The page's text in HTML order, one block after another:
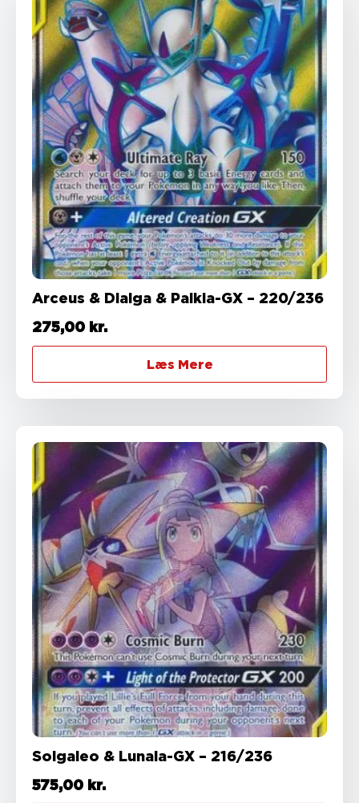
Arceus & Dialga & Palkia-GX – 220/236
275,00 kr.
Læs Mere
Solgaleo & Lunala-GX – 216/236
575,00 kr.